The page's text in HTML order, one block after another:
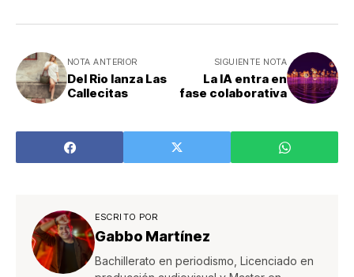
NOTA ANTERIOR
Del Rio lanza Las
Callecitas
SIGUIENTE NOTA
La IA entra en
fase colaborativa
ESCRITO POR
Gabbo Martínez
Bachillerato en periodismo, Licenciado en